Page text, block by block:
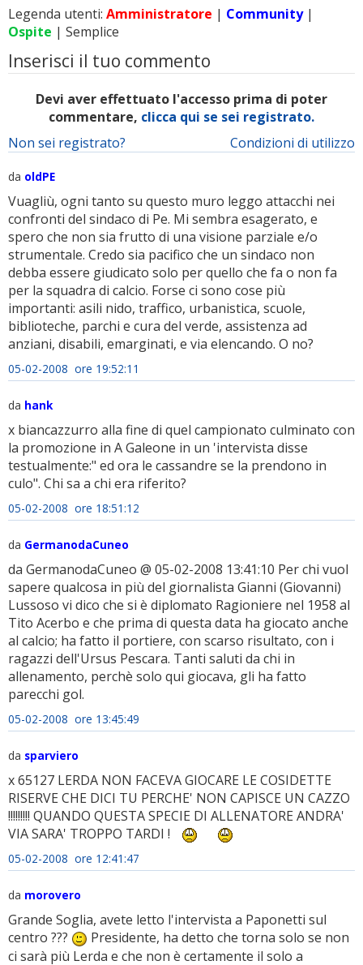
Legenda utenti: Amministratore | Community|
Ospite | Semplice
Inserisci il tuo commento
Devi aver effettuato l'accesso prima di poter
commentare, clicca qui se sei registrato.
Condizioni di utilizzo
Non sei registrato?
da oldPE
Vuagliù, ogni tanto su questo muro leggo attacchi nei
confronti del sindaco di Pe. Mi sembra esagerato, e
spero che non sia frutto di una visione parziale e/o
strumentale. Credo sia pacifico che un sindaco non
debba essere giudicato solo per quello che fa o non fa
per la squadra di calcio. Forse ci sono cose più
importanti: asili nido, traffico, urbanistica, scuole,
biblioteche, parchi e cura del verde, assistenza ad
anziani, disabili, emarginati, e via elencando. O no?
05-02-2008 ore 19:52:11
da hank
x biancazzurro alla fine di quel campionato culminato con
la promozione in A Galeone in un 'intervista disse
testualmente:" ed ora le cassandre se la prendono in
culo". Chi sa a chi era riferito?
05-02-2008 ore 18:51:12
da GermanodaCuneo
da GermanodaCuneo @ 05-02-2008 13:41:10 Per chi vuol
sapere qualcosa in più del giornalista Gianni (Giovanni)
Lussoso vi dico che si è diplomato Ragioniere nel 1958 al
Tito Acerbo e che prima di questa data ha giocato anche
al calcio; ha fatto il portiere, con scarso risultato, con i
ragazzi dell'Ursus Pescara. Tanti saluti da chi in
allenamento, perchè solo qui giocava, gli ha fatto
parecchi gol.
05-02-2008 ore 13:45:49
da sparviero
x 65127 LERDA NON FACEVA GIOCARE LE COSIDETTE
RISERVE CHE DICI TU PERCHE' NON CAPISCE UN CAZZO
!!!!!!!!! QUANDO QUESTA SPECIE DI ALLENATORE ANDRA'
VIA SARA' TROPPO TARDI !
05-02-2008 ore 12:41:47
da morovero
Grande Soglia, avete letto l'intervista a Paponetti sul
centro ???
Presidente, ha detto che torna solo se non
ci sarà più Lerda e che non è certamente il solo a